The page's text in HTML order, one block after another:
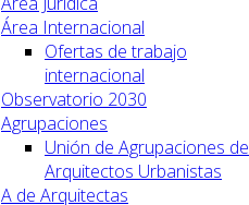
Área Internacional
Ofertas de trabajo
internacional
Observatorio 2030
Agrupaciones
Unión de Agrupaciones de
Arquitectos Urbanistas
A de Arquitectas